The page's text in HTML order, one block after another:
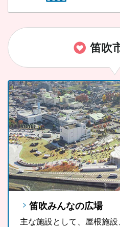
笛吹
笛吹みんなの広場
主な施設として、屋根施
FUJIYAMAツインテラ
FUJIYAMAツインテラス
笛吹市ソウルフード
山梨県の郷土料理である